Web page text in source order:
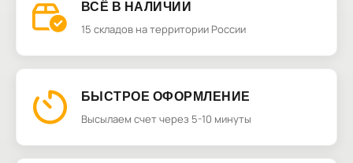
ВСЁ В НАЛИЧИИ
15 складов на территории России
БЫСТРОЕ ОФОРМЛЕНИЕ
Высылаем счет через 5-10 минуты